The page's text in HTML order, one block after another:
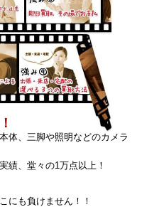
体、三脚や照明などのカメラ
績、堂々の1万点以上！
にも負けません！！